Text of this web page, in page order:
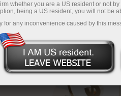
على مكافأة تصل إلى
إيداعه، والاستفادة من
هديتك الشخصية الكبرى
قم بإيداع المبلغ في حسابك باستخدام $333 — اختر هدية
تصل قيمتها إلى $1,500
تداول بدون مخاطرة -
نحن نضمن أرباحك
whether you are a US resident or not
being a US resident, you will not be
for any inconvenience caused by this